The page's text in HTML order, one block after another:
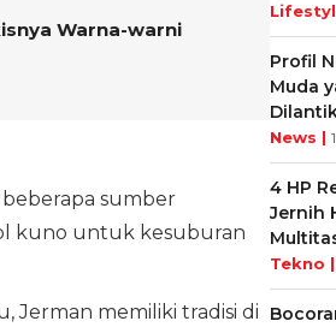
Warna-warni
beberapa sumber
kuno untuk kesuburan
Jerman memiliki tradisi di
Profil
Muda
News |
4 HP
Jernih
Tekno |